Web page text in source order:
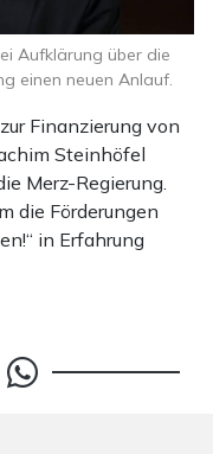
Finanzierung von
Steinhöfel
Merz-Regierung.
die Förderungen
in Erfahrung
Aufklärung über die
einen neuen Anlauf.